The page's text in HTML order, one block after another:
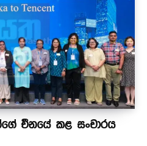
චීනයේ කළ සංචාරය